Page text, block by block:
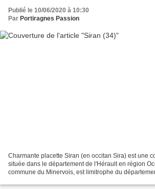
Publié le 10/06/2020 à 10:30
Par Portiragnes Passion
Charmante placette Siran (en occitan Sira) est une
située dans le département de l'Hérault en région
commune du Minervois, est limitrophe du